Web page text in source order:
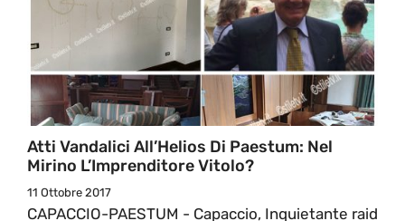
Atti Vandalici All’Helios Di Paestum: Nel
Mirino L’Imprenditore Vitolo?
11 Ottobre 2017
CAPACCIO-PAESTUM - Capaccio, Inquietante raid